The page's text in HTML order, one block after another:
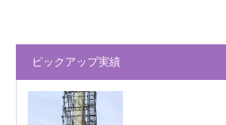
ピックアップ実績